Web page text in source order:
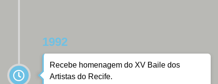
1992
Recebe homenagem do XV Baile dos
Artistas do Recife.